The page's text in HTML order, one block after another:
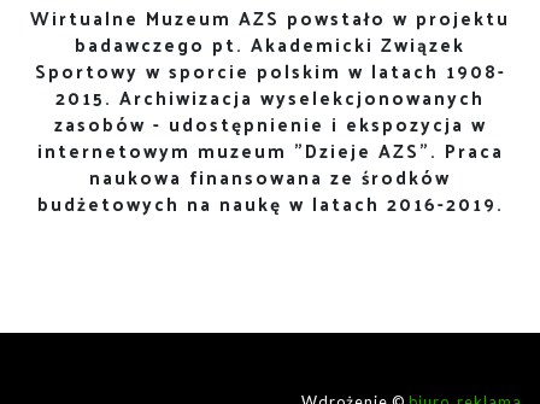
Wirtualne Muzeum AZS powstało w projektu
badawczego pt. Akademicki Związek
Sportowy w sporcie polskim w latach 1908-
2015. Archiwizacja wyselekcjonowanych
zasobów - udostępnienie i ekspozycja w
internetowym muzeum "Dzieje AZS". Praca
naukowa finansowana ze środków
budżetowych na naukę w latach 2016-2019.